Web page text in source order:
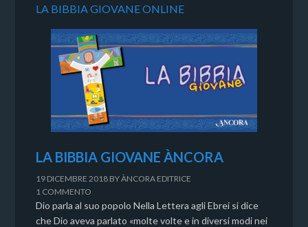
LA BIBBIA GIOVANE ONLINE
LA BIBBIA GIOVANE ÀNCORA
19 DICEMBRE 2018 BYÀNCORA EDITRICE
1 COMMENTO
Dio parla al suo popolo Nella Lettera agli Ebrei si dice
che Dio aveva parlato «molte volte e in diversi modi nei